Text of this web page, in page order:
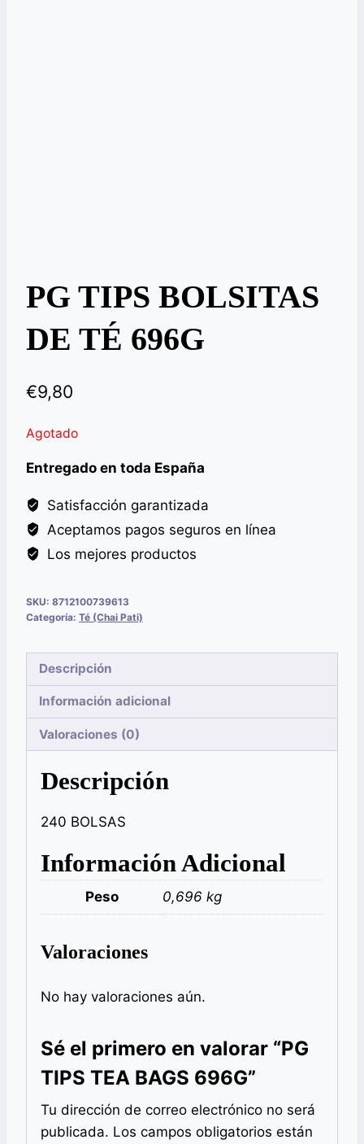
PG TIPS BOLSITAS
DE TÉ 696G
€9,80
Agotado
Entregado en toda España
Satisfacción garantizada
Aceptamos pagos seguros en línea
Los mejores productos
SKU: 8712100739613
Categoría: Té (Chai Pati)
Descripción
Información adicional
Valoraciones (0)
Descripción
240 BOLSAS
Información Adicional
Peso 0,696 kg
Valoraciones
No hay valoraciones aún.
Sé el primero en valorar “PG
TIPS TEA BAGS 696G”
Tu dirección de correo electrónico no será
publicada. Los campos obligatorios están